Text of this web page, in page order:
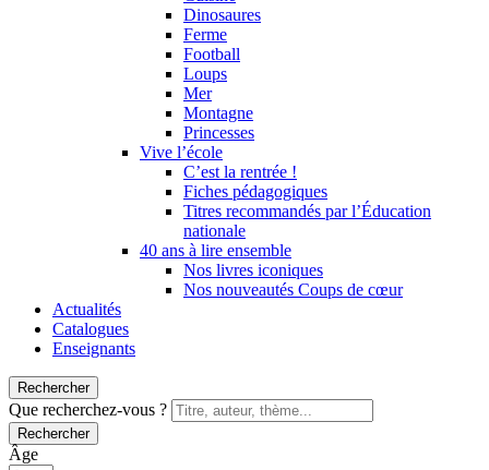
Dinosaures
Ferme
Football
Loups
Mer
Montagne
Princesses
Vive l’école
C’est la rentrée !
Fiches pédagogiques
Titres recommandés par l’Éducation
nationale
40 ans à lire ensemble
Nos livres iconiques
Nos nouveautés Coups de cœur
Actualités
Catalogues
Enseignants
Rechercher
Que recherchez-vous ?
Rechercher
Âge